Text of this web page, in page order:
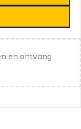
en ontvang